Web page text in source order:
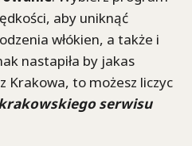
aby uniknąć
włókien, a także i
nastapiła by jakas
Krakowa, to możesz liczyc
serwisu